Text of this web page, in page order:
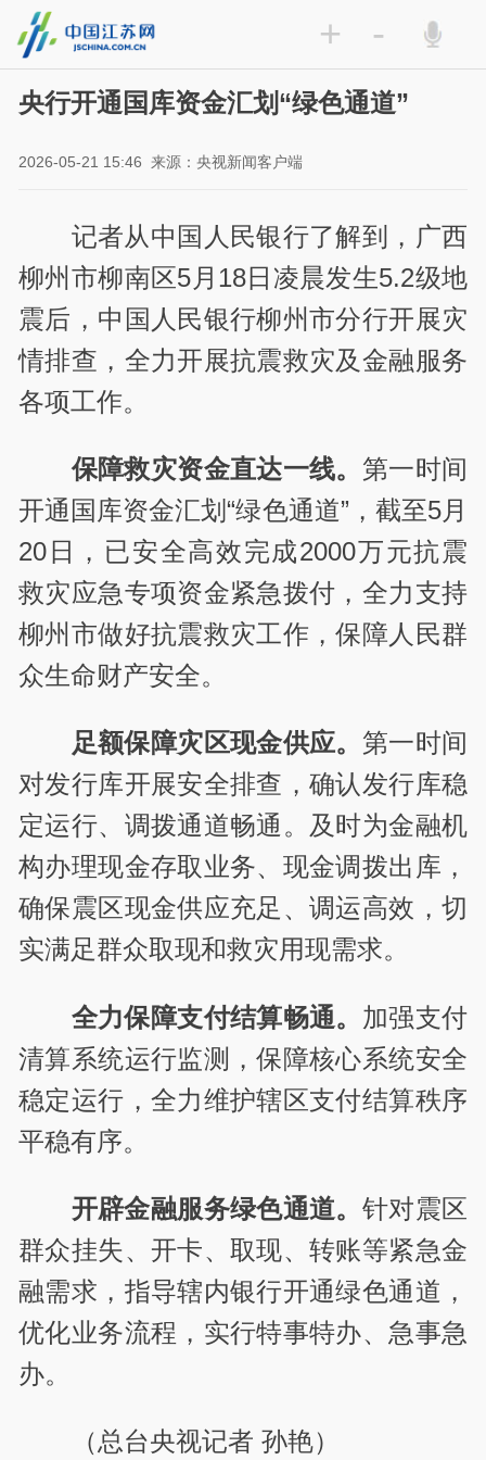
+ -
央行开通国库资金汇划“绿色通道”
2026-05-21 15:46 来源：央视新闻客户端
记者从中国人民银行了解到，广西
柳州市柳南区5月18日凌晨发生5.2级地
震后，中国人民银行柳州市分行开展灾
情排查，全力开展抗震救灾及金融服务
各项工作。
保障救灾资金直达一线。 第一时间
开通国库资金汇划“绿色通道”，截至5月
20日，已安全高效完成2000万元抗震
救灾应急专项资金紧急拨付，全力支持
柳州市做好抗震救灾工作，保障人民群
众生命财产安全。
足额保障灾区现金供应。 第一时间
对发行库开展安全排查，确认发行库稳
定运行、调拨通道畅通。及时为金融机
构办理现金存取业务、现金调拨出库，
确保震区现金供应充足、调运高效，切
实满足群众取现和救灾用现需求。
全力保障支付结算畅通。 加强支付
清算系统运行监测，保障核心系统安全
稳定运行，全力维护辖区支付结算秩序
平稳有序。
开辟金融服务绿色通道。 针对震区
群众挂失、开卡、取现、转账等紧急金
融需求，指导辖内银行开通绿色通道，
优化业务流程，实行特事特办、急事急
办。
（总台央视记者 孙艳）